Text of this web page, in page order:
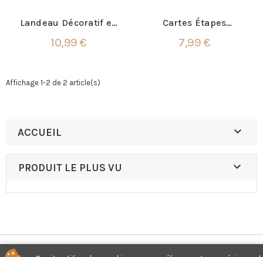
Landeau Décoratif en
10,99 €
Cartes Étapes
pour Bébé
7,99 €
Affichage 1-2 de 2 article(s)
ACCUEIL 
PRODUIT LE PLUS VU 